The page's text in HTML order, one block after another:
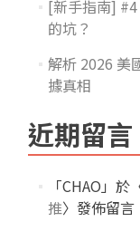
[新手指南] #4
的坑？
解析 2026 美
據真相
近期留言
「CHAO 」於
推〉發佈留言